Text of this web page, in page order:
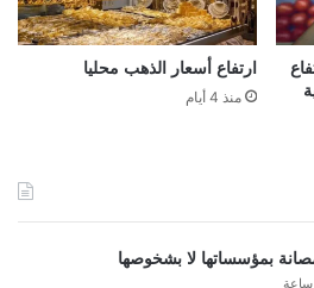
ارتفاع أسعار الذهب محليا
منذ 4 أيام
بمؤسساتها لا بشخوصها